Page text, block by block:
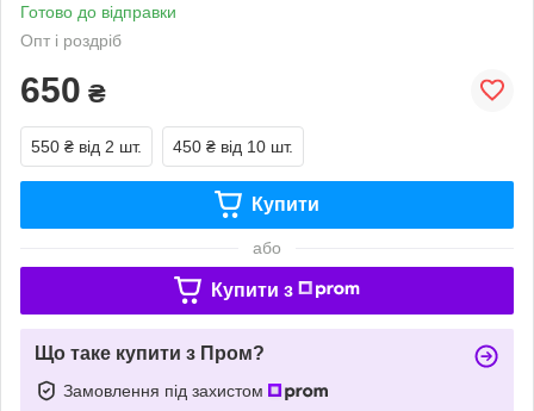
Готово до відправки
Опт і роздріб
650 ₴
550 ₴ від 2 шт. 450 ₴ від 10 шт.
Купити
або
Купити з
Що таке купити з Пром?
Замовлення під захистом